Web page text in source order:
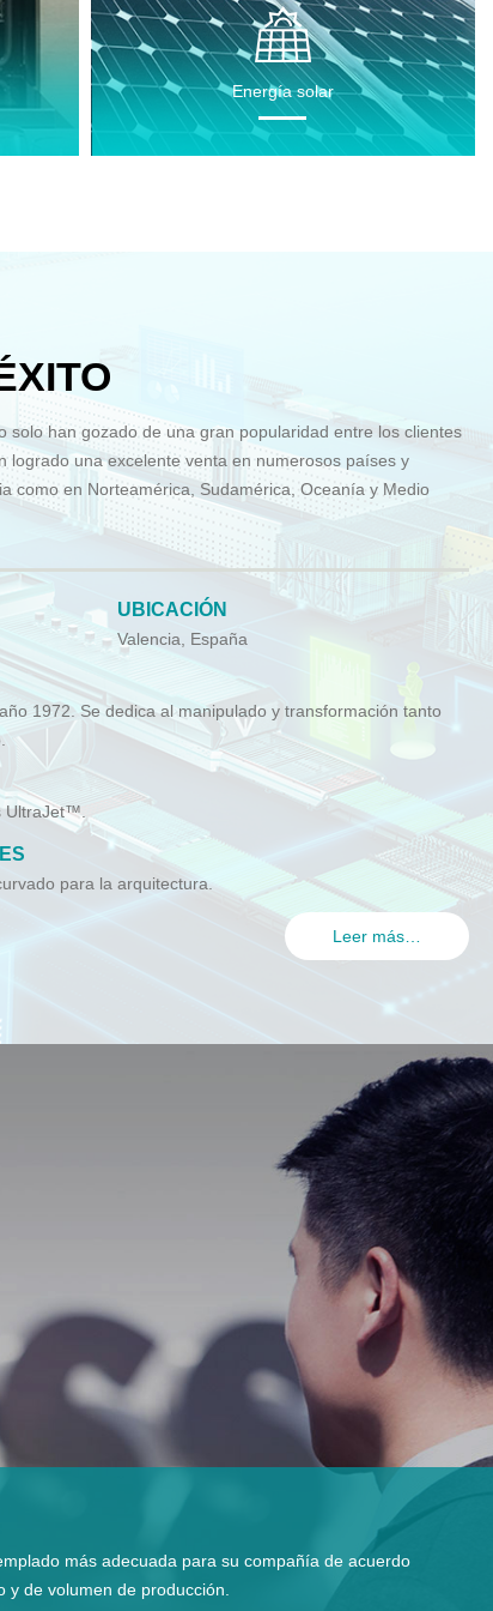
Energía solar
solo han gozado de una gran popularidad entre los clientes
logrado una excelente venta en numerosos países y
como en Norteamérica, Sudamérica, Oceanía y Medio
UBICACIÓN
Valencia, España
1972. Se dedica al manipulado y transformación tanto
UltraJet™.
para la arquitectura.
Leer más…
más adecuada para su compañía de acuerdo
y de volumen de producción.